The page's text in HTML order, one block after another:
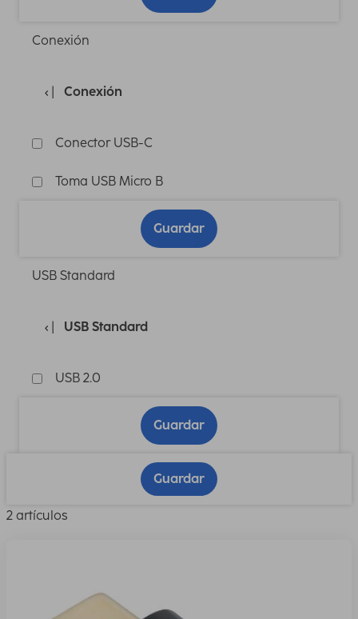
Conexión
Conexión
Conector USB-C
Toma USB Micro B
Guardar
USB Standard
USB Standard
USB 2.0
Guardar
Guardar
2 artículos